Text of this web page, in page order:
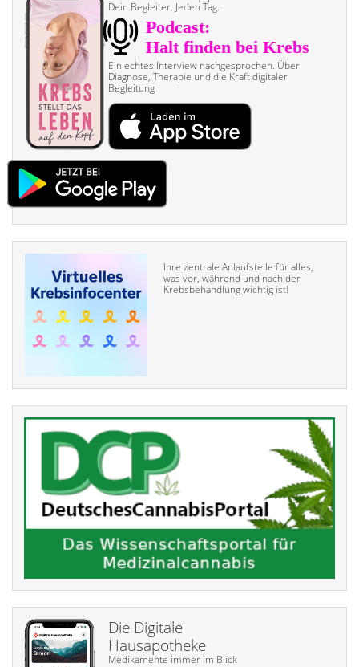
Dein Begleiter. Jeden Tag.
Ein echtes Interview nach­gesprochen. Über
Diagnose, Therapie und die Kraft digitaler
Begleitung
Ihre zentrale Anlaufstelle für alles,
was vor, während und nach der
Krebsbehandlung wichtig ist!
Die Digitale
Hausapotheke
Medikamente immer im Blick